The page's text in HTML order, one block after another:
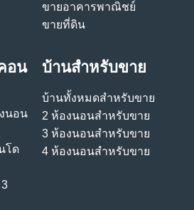
ขายอาคารพาณิชย์
ขายที่ดิน
อน
นอน
โด
บ้านสําหรับขาย
บ้านทั้งหมดสําหรับขาย
2 ห้องนอนสําหรับขาย
3 ห้องนอนสําหรับขาย
4 ห้องนอนสําหรับขาย